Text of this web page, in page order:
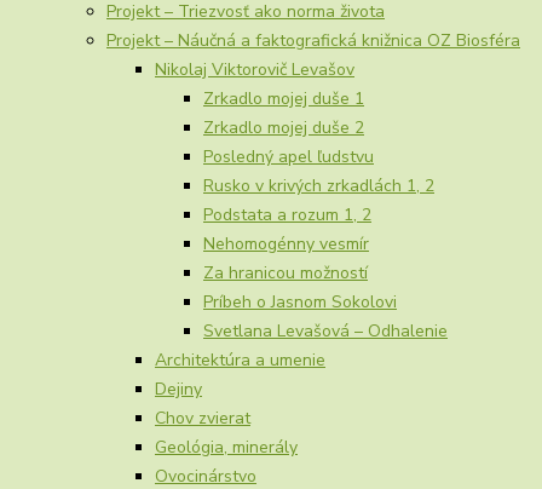
Projekt – Triezvosť ako norma života
Projekt – Náučná a faktografická knižnica OZ Biosféra
Nikolaj Viktorovič Levašov
Zrkadlo mojej duše 1
Zrkadlo mojej duše 2
Posledný apel ľudstvu
Rusko v krivých zrkadlách 1, 2
Podstata a rozum 1, 2
Nehomogénny vesmír
Za hranicou možností
Príbeh o Jasnom Sokolovi
Svetlana Levašová – Odhalenie
Architektúra a umenie
Dejiny
Chov zvierat
Geológia, minerály
Ovocinárstvo